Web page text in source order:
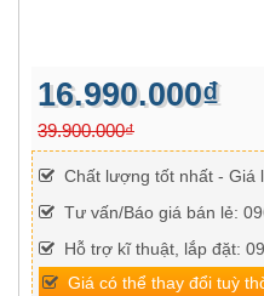
16.990.000₫
39.900.000₫
Chất lượng tốt nhất - Giá
Tư vấn/Báo giá bán lẻ:
Hỗ trợ kĩ thuật, lắp đặt:
Giá có thể thay đổi tuỳ